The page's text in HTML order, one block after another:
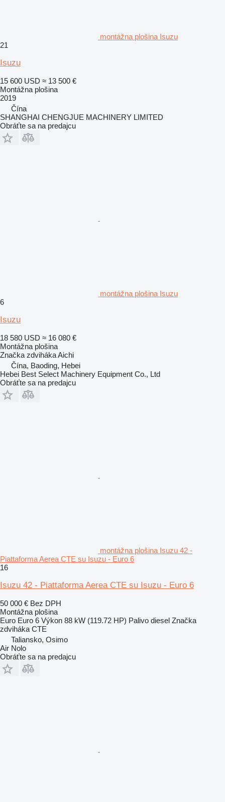
montážna plošina Isuzu
21
Isuzu
15 600 USD ≈ 13 500 €
Montážna plošina
2019
Čína
SHANGHAI CHENGJUE MACHINERY LIMITED
Obráťte sa na predajcu
montážna plošina Isuzu
6
Isuzu
18 580 USD ≈ 16 080 €
Montážna plošina
Značka zdvihákaAichi
Čína, Baoding, Hebei
Hebei Best Select Machinery Equipment Co., Ltd
Obráťte sa na predajcu
montážna plošina Isuzu 42 -
Piattaforma Aerea CTE su Isuzu - Euro 6
16
Isuzu 42 - Piattaforma Aerea CTE su Isuzu - Euro 6
50 000 € Bez DPH
Montážna plošina
Euro Euro 6 Výkon 88 kW (119.72 HP) Palivo diesel Značka
zdviháka CTE
Taliansko, Osimo
Air Nolo
Obráťte sa na predajcu